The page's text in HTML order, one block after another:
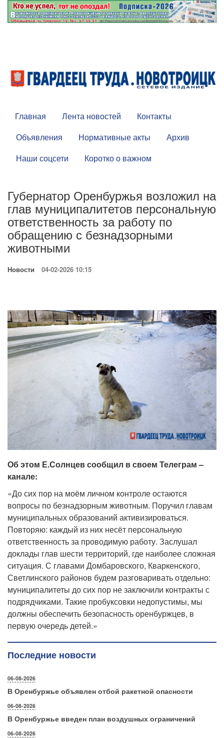
Главная Лента новостей
Контакты
Объявления
Нормативные акты
Архив
Наши соцсети
Коротко о важном
Губернатор Оренбуржья возложил на
глав муниципалитетов персональную
ответственность за работу по
обращению с безнадзорными
животными
Новости 04-02-2026 10:15
Об этом Е.Солнцев сообщил в своем Телеграм –
канале:
«До сих пор на моём личном контроле остаются
вопросы по безнадзорным животным. Поручил главам
муниципальных образований активизироваться.
Повторяю: каждый из них несёт персональную
ответственность за проводимую работу. Заслушал
доклады глав шести территорий, где наиболее сложная
ситуация. С главами Домбаровского, Кваркенского,
Светлинского районов будем разговаривать отдельно:
муниципалитеты до сих пор не заключили контракты с
подрядчиками. Такие пробуксовки недопустимы, мы
должны обеспечить безопасность оренбуржцев, в
первую очередь детей.»
Последние новости
06-08-2026
В Оренбуржье объявлен отбой ракетной опасности
06-08-2026
В Оренбуржье введен план воздушных ограничений
06-08-2026